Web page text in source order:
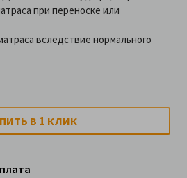
при переноске или
вследствие нормального
В 1 КЛИК